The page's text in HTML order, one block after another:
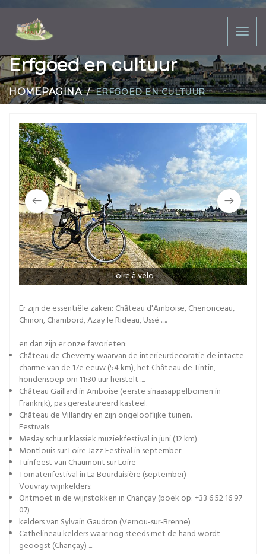
Erfgoed en cultuur
HOMEPAGINA ERFGOED EN CULTUUR
Loire à vélo
Er zijn de essentiële zaken: Château d'Amboise, Chenonceau,
Chinon, Chambord, Azay le Rideau, Ussé .....
en dan zijn er onze favorieten:
Château de Cheverny waarvan de interieurdecoratie de intacte
charme van de 17e eeuw (54 km), het Château de Tintin,
hondensoep om 11:30 uur herstelt ....
Château Gaillard in Amboise (eerste sinaasappelbomen in
Frankrijk), pas gerestaureerd kasteel.
Château de Villandry en zijn ongelooflijke tuinen.
Festivals:
Meslay schuur klassiek muziekfestival in juni (12 km)
Montlouis sur Loire Jazz Festival in september
Tuinfeest van Chaumont sur Loire
Tomatenfestival in La Bourdaisière (september)
Vouvray wijnkelders:
Ontmoet in de wijnstokken in Chançay (boek op: +33 6 52 16 97
07)
kelders van Sylvain Gaudron (Vernou-sur-Brenne)
Cathelineau kelders waar nog steeds met de hand wordt
geoogst (Chançay) ....